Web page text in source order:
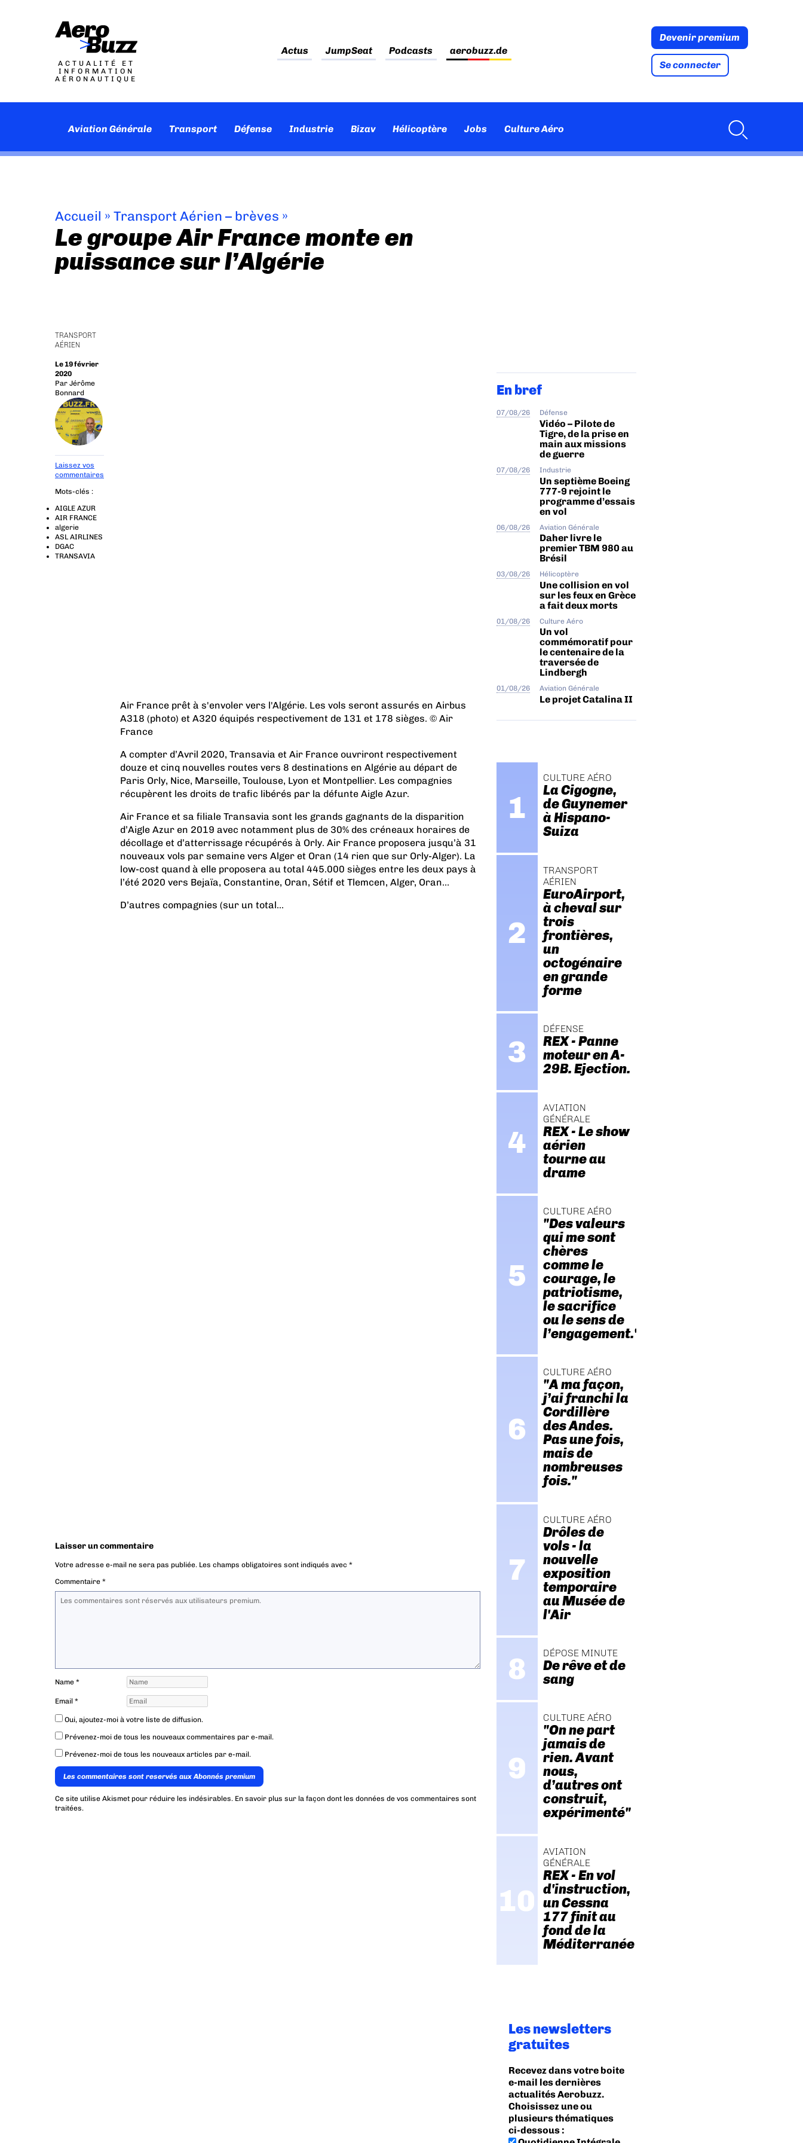
ACTUALITÉ ET
INFORMATION
AÉRONAUTIQUE
Actus JumpSeat Podcasts aerobuzz.de
Devenir premium
Se connecter
Aviation Générale Transport Défense Industrie Bizav Hélicoptère Jobs Culture Aéro
Accueil » Transport Aérien – brèves »
Le groupe Air France monte en
puissance sur l’Algérie
TRANSPORT
AÉRIEN
Le 19 février
2020
Par Jérôme
Bonnard
Laissez vos
commentaires
Mots-clés :
AIGLE AZUR
AIR FRANCE
algerie
ASL AIRLINES
DGAC
TRANSAVIA
Air France prêt à s'envoler vers l'Algérie. Les vols seront assurés en Airbus
A318 (photo) et A320 équipés respectivement de 131 et 178 sièges. © Air
France
A compter d’Avril 2020, Transavia et Air France ouvriront respectivement
douze et cinq nouvelles routes vers 8 destinations en Algérie au départ de
Paris Orly, Nice, Marseille, Toulouse, Lyon et Montpellier. Les compagnies
récupèrent les droits de trafic libérés par la défunte Aigle Azur.
Air France et sa filiale Transavia sont les grands gagnants de la disparition
d’Aigle Azur en 2019 avec notamment plus de 30% des créneaux horaires de
décollage et d’atterrissage récupérés à Orly. Air France proposera jusqu’à 31
nouveaux vols par semaine vers Alger et Oran (14 rien que sur Orly-Alger). La
low-cost quand à elle proposera au total 445.000 sièges entre les deux pays à
l’été 2020 vers Bejaïa, Constantine, Oran, Sétif et Tlemcen, Alger, Oran…
D’autres compagnies (sur un total...
Laisser un commentaire
Votre adresse e-mail ne sera pas publiée. Les champs obligatoires sont indiqués avec *
Commentaire *
Name *
Email *
Oui, ajoutez-moi à votre liste de diffusion.
Prévenez-moi de tous les nouveaux commentaires par e-mail.
Prévenez-moi de tous les nouveaux articles par e-mail.
Les commentaires sont reservés aux Abonnés premium
Ce site utilise Akismet pour réduire les indésirables. En savoir plus sur la façon dont les données de vos commentaires sont
traitées.
En bref
07/08/26 Défense
Vidéo – Pilote de
Tigre, de la prise en
main aux missions
de guerre
07/08/26 Industrie
Un septième Boeing
777-9 rejoint le
programme d’essais
en vol
06/08/26 Aviation Générale
Daher livre le
premier TBM 980 au
Brésil
03/08/26 Hélicoptère
Une collision en vol
sur les feux en Grèce
a fait deux morts
01/08/26 Culture Aéro
Un vol
commémoratif pour
le centenaire de la
traversée de
Lindbergh
01/08/26 Aviation Générale
Le projet Catalina II
CULTURE AÉRO
La Cigogne,
de Guynemer
à Hispano-
Suiza
TRANSPORT
AÉRIEN
EuroAirport,
à cheval sur
trois
frontières,
un
octogénaire
en grande
forme
DÉFENSE
REX - Panne
moteur en A-
29B. Ejection.
AVIATION
GÉNÉRALE
REX - Le show
aérien
tourne au
drame
CULTURE AÉRO
"Des valeurs
qui me sont
chères
comme le
courage, le
patriotisme,
le sacrifice
ou le sens de
l’engagement."
CULTURE AÉRO
"A ma façon,
j’ai franchi la
Cordillère
des Andes.
Pas une fois,
mais de
nombreuses
fois."
CULTURE AÉRO
Drôles de
vols - la
nouvelle
exposition
temporaire
au Musée de
l'Air
DÉPOSE MINUTE
De rêve et de
sang
CULTURE AÉRO
"On ne part
jamais de
rien. Avant
nous,
d’autres ont
construit,
expérimenté"
AVIATION
GÉNÉRALE
REX - En vol
d'instruction,
un Cessna
177 finit au
fond de la
Méditerranée
Les newsletters
gratuites
Recevez dans votre boite
e-mail les dernières
actualités Aerobuzz.
Choisissez une ou
plusieurs thématiques
ci-dessous :